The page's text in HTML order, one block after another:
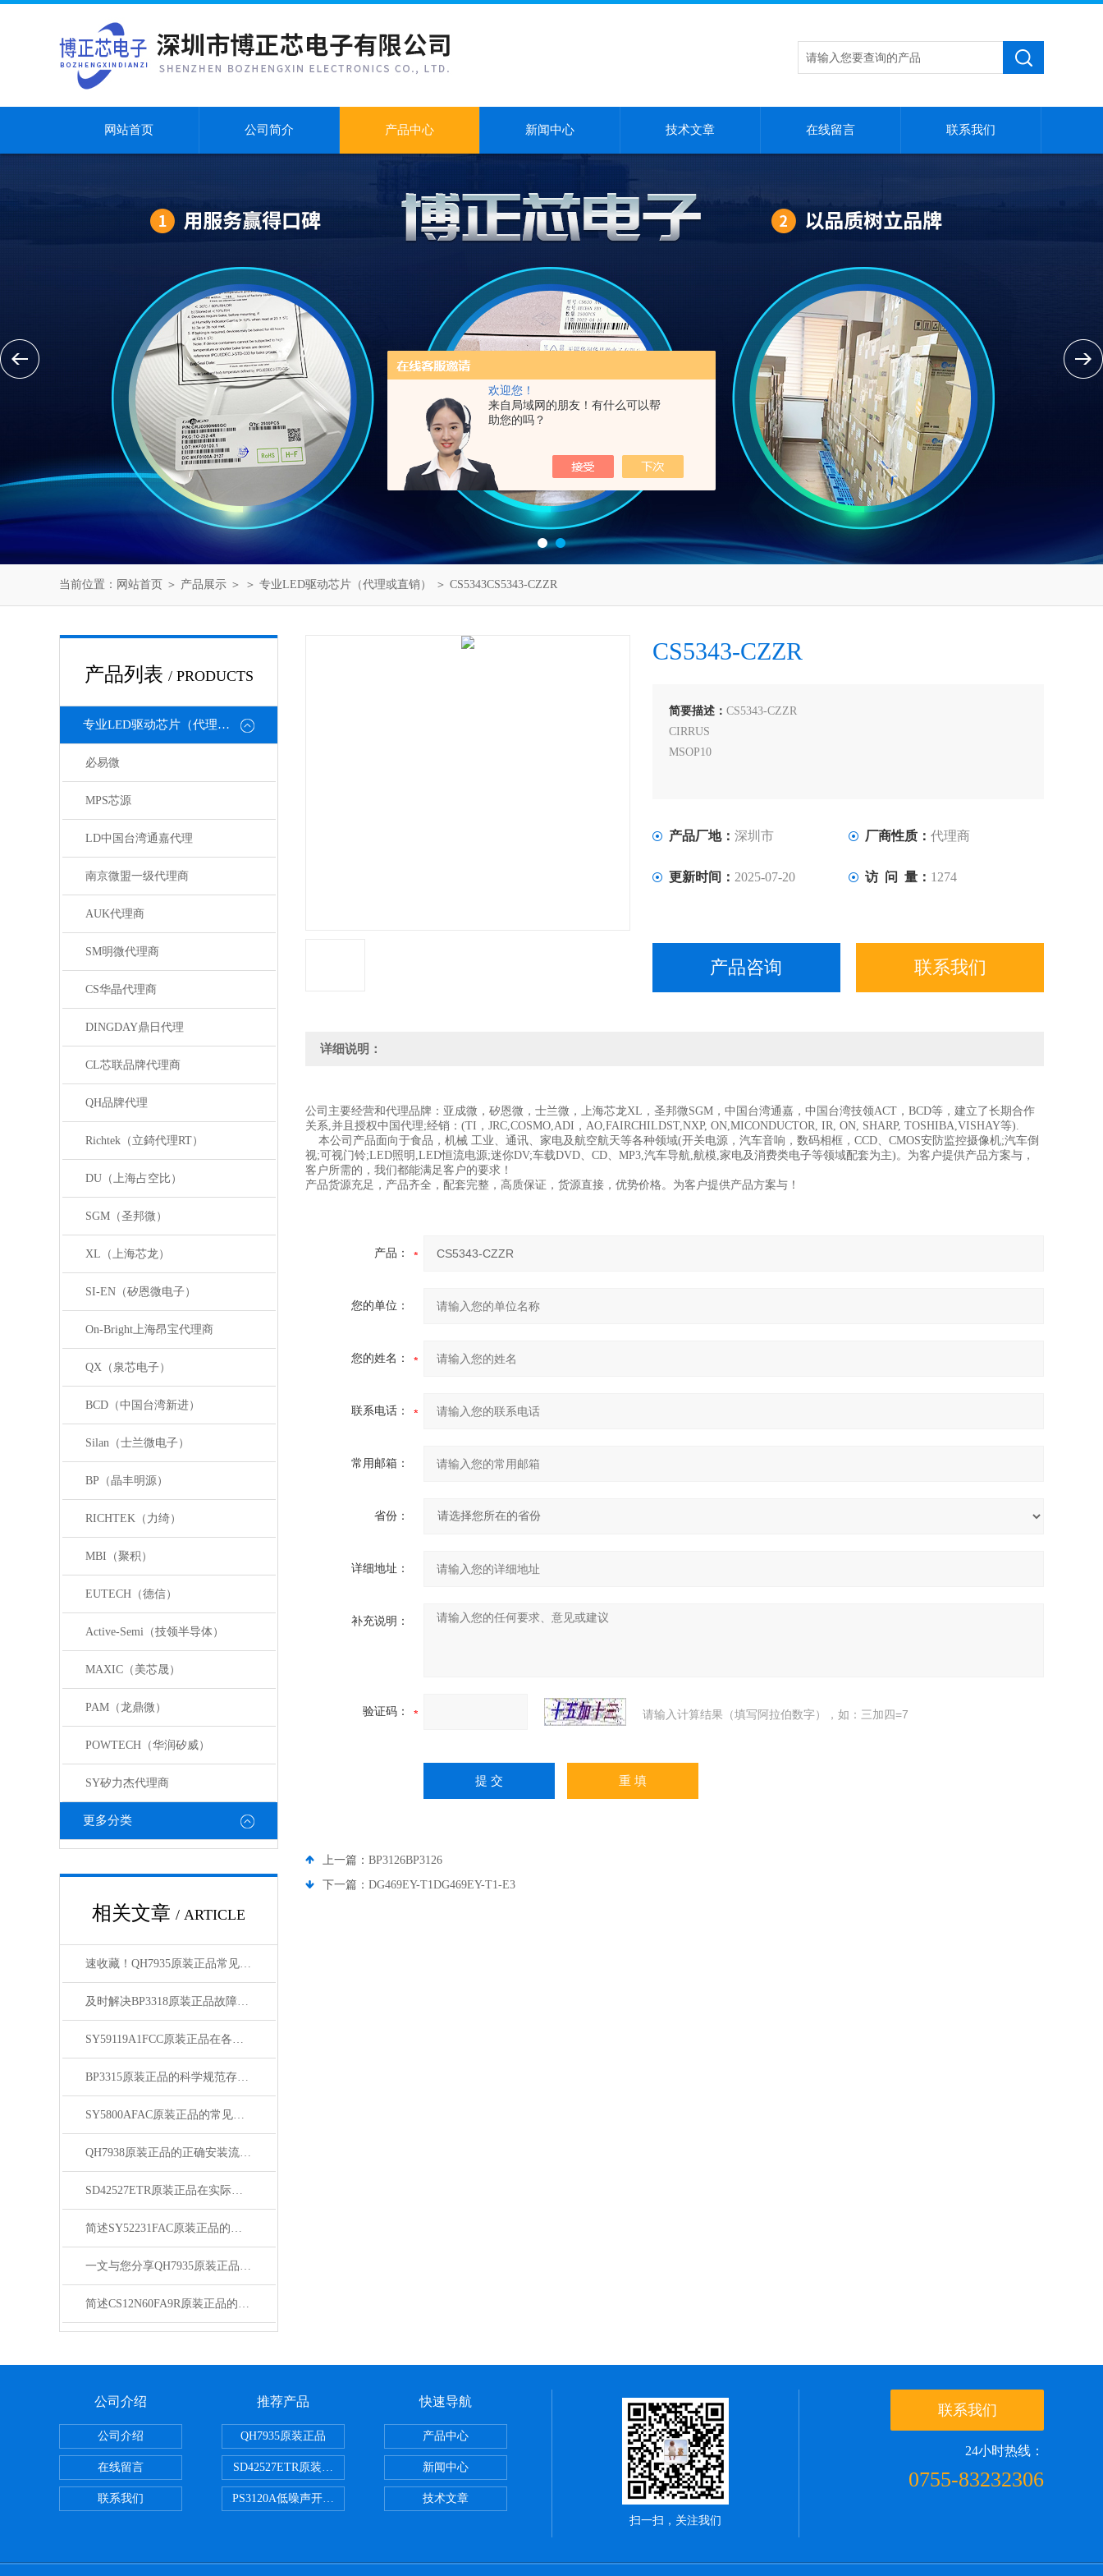
欢迎您！
来自局域网的朋友！有什么可以帮
助您的吗？
网站首页 公司简介 产品中心 新闻中心 技术文章 在线留言 联系我们
当前位置： 网站首页 ＞ 产品展示 ＞ ＞ 专业LED驱动芯片（代理或直销） ＞ CS5343CS5343-CZZR
产品列表 / PRODUCTS
专业LED驱动芯片（代理或直销）
必易微
MPS芯源
LD中国台湾通嘉代理
南京微盟一级代理商
AUK代理商
SM明微代理商
CS华晶代理商
DINGDAY鼎日代理
CL芯联品牌代理商
QH品牌代理
Richtek（立錡代理RT）
DU（上海占空比）
SGM（圣邦微）
XL（上海芯龙）
SI-EN（矽恩微电子）
On-Bright上海昂宝代理商
QX（泉芯电子）
BCD（中国台湾新进）
Silan（士兰微电子）
BP（晶丰明源）
RICHTEK（力绮）
MBI（聚积）
EUTECH（德信）
Active-Semi（技领半导体）
MAXIC（美芯晟）
PAM（龙鼎微）
POWTECH（华润矽威）
SY矽力杰代理商
更多分类
相关文章 / ARTICLE
速收藏！QH7935原装正品常见故障的解决方法分享
及时解决BP3318原装正品故障是保障用户安全的关键
SY59119A1FCC原装正品在各领域中发挥着重要的作用
BP3315原装正品的科学规范存放方法分享
SY5800AFAC原装正品的常见故障及相应解决方案分享
QH7938原装正品的正确安装流程分享
SD42527ETR原装正品在实际应用中的常见问题相应解决方法分享
简述SY52231FAC原装正品的正确安装步骤
一文与您分享QH7935原装正品的正确安装步骤
简述CS12N60FA9R原装正品的常见故障相应解决方法
CS5343-CZZR
简要描述： CS5343-CZZR
CIRRUS
MSOP10
产品厂地： 深圳市 厂商性质： 代理商
更新时间： 2025-07-20 访 问 量： 1274
产品咨询 联系我们
详细说明：
公司主要经营和代理品牌：亚成微，矽恩微，士兰微，上海芯龙XL，圣邦微SGM，中国台湾通嘉，中国台湾技领ACT，BCD等，建立了长期合作
关系,并且授权中国代理;经销：(TI，JRC,COSMO,ADI，AO,FAIRCHILDST,NXP, ON,MICONDUCTOR, IR, ON, SHARP, TOSHIBA,VISHAY等).
本公司产品面向于食品，机械 工业、通讯、家电及航空航天等各种领域(开关电源，汽车音响，数码相框，CCD、CMOS安防监控摄像机;汽车倒
视;可视门铃;LED照明,LED恒流电源;迷你DV;车载DVD、CD、MP3,汽车导航,航模,家电及消费类电子等领域配套为主)。为客户提供产品方案与，
客户所需的，我们都能满足客户的要求！
产品货源充足，产品齐全，配套完整，高质保证，货源直接，优势价格。为客户提供产品方案与！
产品：
您的单位：
您的姓名：
联系电话：
常用邮箱：
省份：
详细地址：
补充说明：
验证码： 请输入计算结果（填写阿拉伯数字），如：三加四=7
上一篇： BP3126BP3126
下一篇： DG469EY-T1DG469EY-T1-E3
公司介绍
公司介绍
在线留言
联系我们
推荐产品
QH7935原装正品
SD42527ETR原装正品
PS3120A低噪声开关电容器原装正品
快速导航
产品中心
新闻中心
技术文章
扫一扫，关注我们
联系我们
24小时热线：
0755-83232306